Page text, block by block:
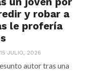
y robar a
le profería
15 JULIO, 2026
autor tras una